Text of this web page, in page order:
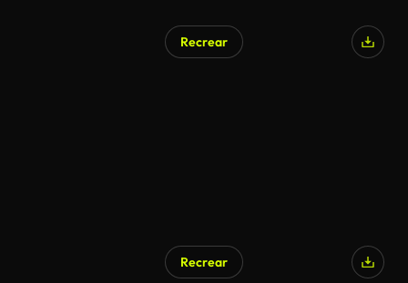
Recrear
Recrear